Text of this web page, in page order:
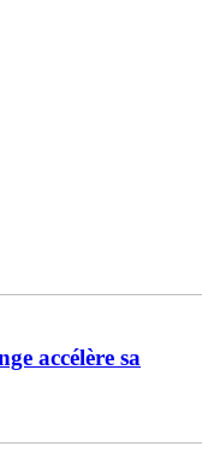
accélère sa